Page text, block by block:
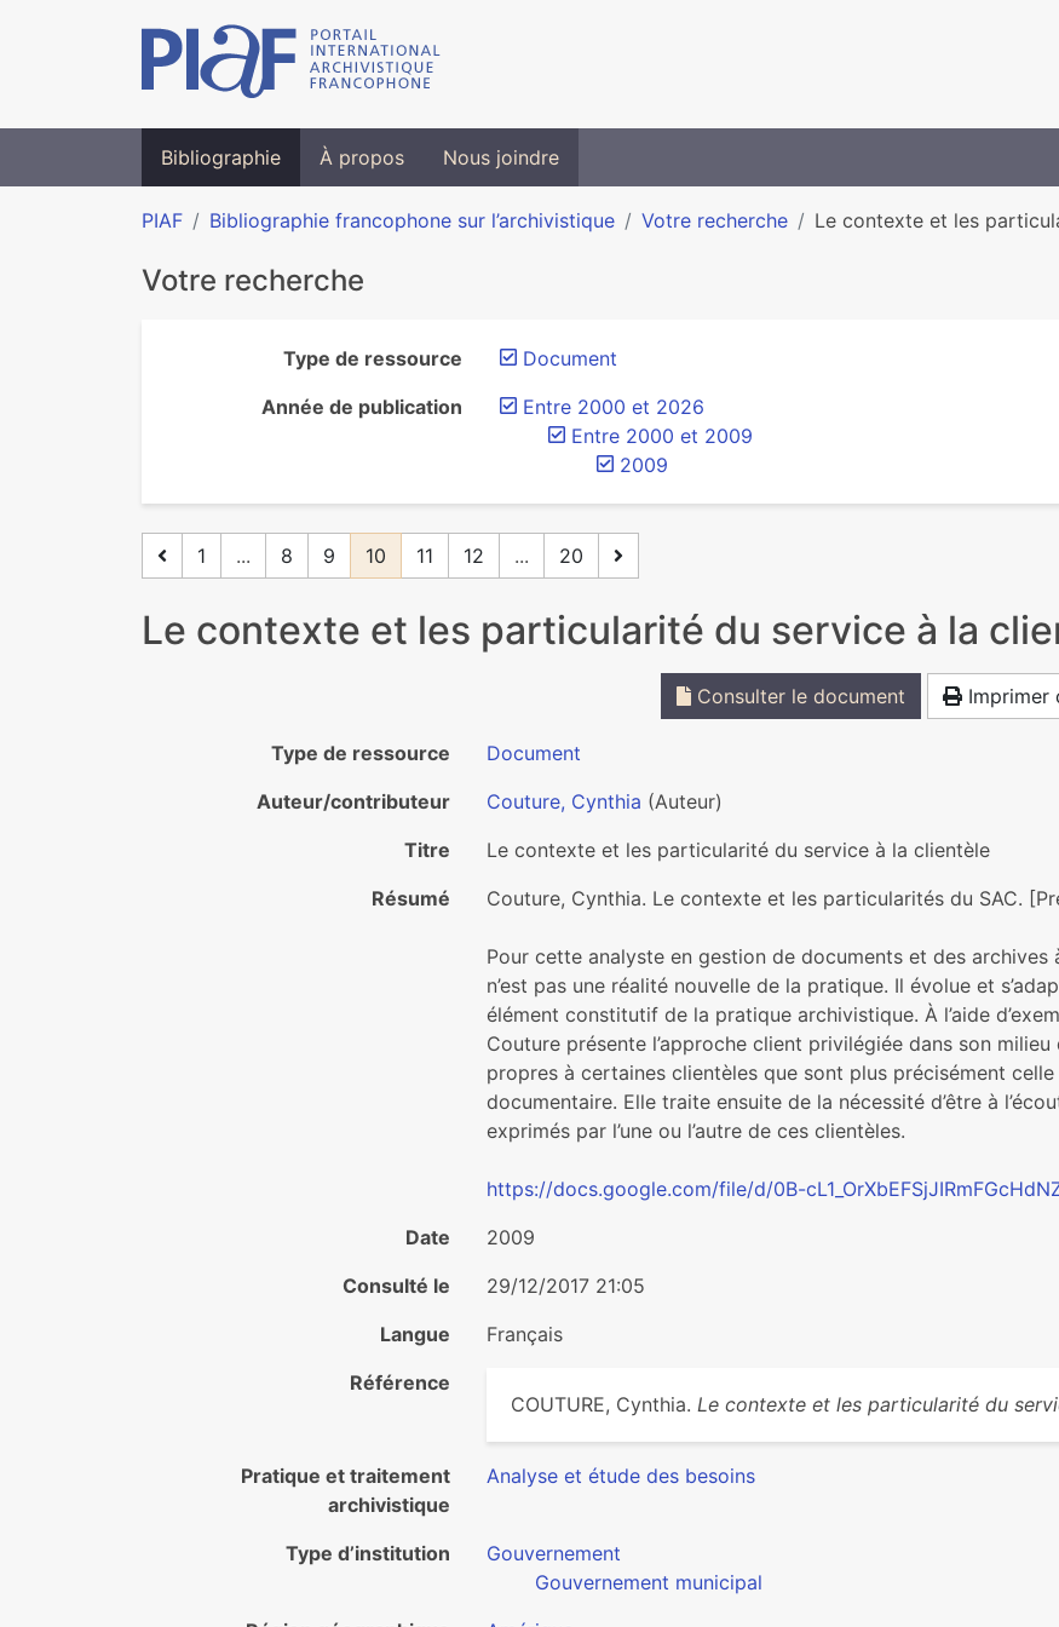
Bibliographie À propos Nous joindre
PIAF Bibliographie francophone sur l’archivistique Votre recherche Le contexte et les
Votre recherche
Type de ressource
Document
Année de publication
Entre 2000 et 2026
Entre 2000 et 2009
2009
1 ... 8 9 10 11 12 ... 20
Le contexte et les particularité du service à la
Consulter le document Imprimer
Type de ressource
Document
Auteur/contributeur
Couture, Cynthia (Auteur)
Titre
Le contexte et les particularité du service à la clientèle
Résumé
Couture, Cynthia. Le contexte et les particularités du SAC.
Pour cette analyste en gestion de documents et des
n’est pas une réalité nouvelle de la pratique. Il évolue et
élément constitutif de la pratique archivistique. À l’aide
Couture présente l’approche client privilégiée dans son
propres à certaines clientèles que sont plus précisément
documentaire. Elle traite ensuite de la nécessité d’être à
exprimés par l’une ou l’autre de ces clientèles.
https://docs.google.com/file/d/0B-
Date
2009
Consulté le
29/12/2017 21:05
Langue
Français
Référence
COUTURE, Cynthia. Le contexte et les particularité du
Pratique et traitement
archivistique
Analyse et étude des besoins
Type d’institution
Gouvernement
Gouvernement municipal